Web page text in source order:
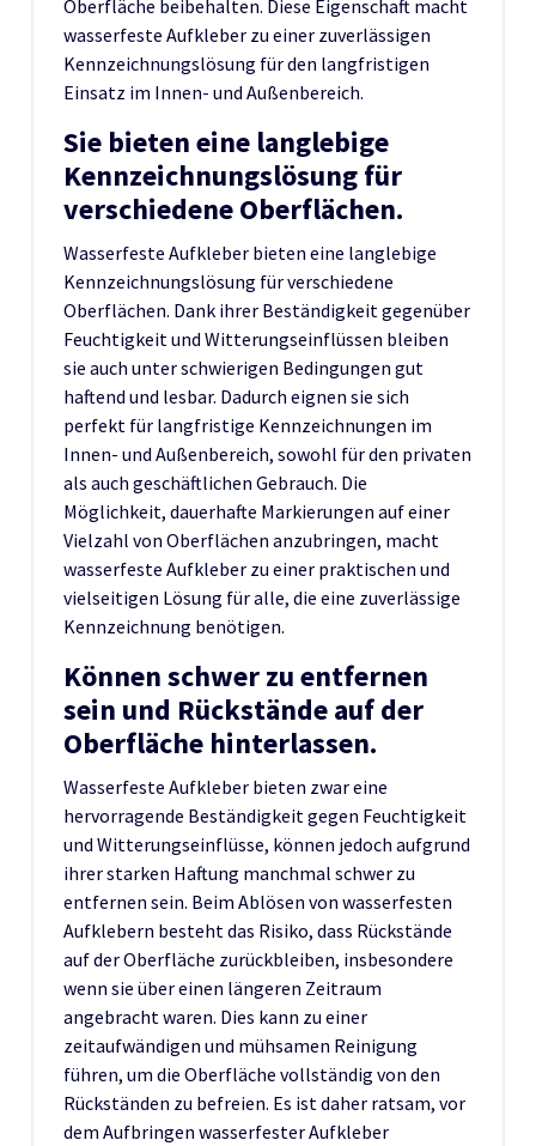
Oberfläche beibehalten. Diese Eigenschaft macht
wasserfeste Aufkleber zu einer zuverlässigen
Kennzeichnungslösung für den langfristigen
Einsatz im Innen- und Außenbereich.
Sie bieten eine langlebige
Kennzeichnungslösung für
verschiedene Oberflächen.
Wasserfeste Aufkleber bieten eine langlebige
Kennzeichnungslösung für verschiedene
Oberflächen. Dank ihrer Beständigkeit gegenüber
Feuchtigkeit und Witterungseinflüssen bleiben
sie auch unter schwierigen Bedingungen gut
haftend und lesbar. Dadurch eignen sie sich
perfekt für langfristige Kennzeichnungen im
Innen- und Außenbereich, sowohl für den privaten
als auch geschäftlichen Gebrauch. Die
Möglichkeit, dauerhafte Markierungen auf einer
Vielzahl von Oberflächen anzubringen, macht
wasserfeste Aufkleber zu einer praktischen und
vielseitigen Lösung für alle, die eine zuverlässige
Kennzeichnung benötigen.
Können schwer zu entfernen
sein und Rückstände auf der
Oberfläche hinterlassen.
Wasserfeste Aufkleber bieten zwar eine
hervorragende Beständigkeit gegen Feuchtigkeit
und Witterungseinflüsse, können jedoch aufgrund
ihrer starken Haftung manchmal schwer zu
entfernen sein. Beim Ablösen von wasserfesten
Aufklebern besteht das Risiko, dass Rückstände
auf der Oberfläche zurückbleiben, insbesondere
wenn sie über einen längeren Zeitraum
angebracht waren. Dies kann zu einer
zeitaufwändigen und mühsamen Reinigung
führen, um die Oberfläche vollständig von den
Rückständen zu befreien. Es ist daher ratsam, vor
dem Aufbringen wasserfester Aufkleber